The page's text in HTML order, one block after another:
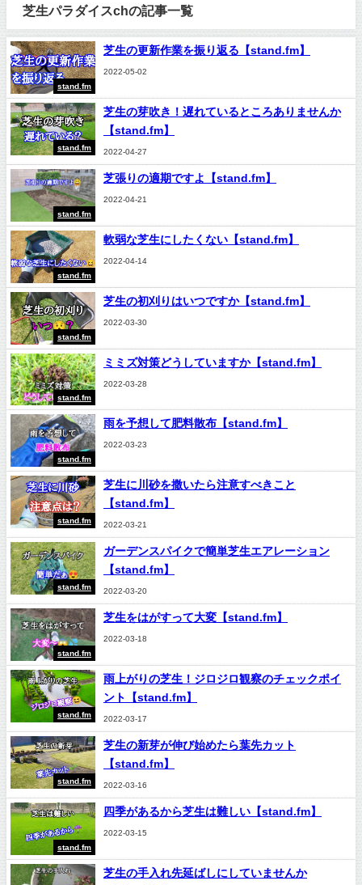
芝生パラダイスchの記事一覧
stand.fm
芝生の更新作業を振り返る【stand.fm】
2022-05-02
stand.fm
芝生の芽吹き！遅れているところありませんか
【stand.fm】
2022-04-27
stand.fm
芝張りの適期ですよ【stand.fm】
2022-04-21
stand.fm
軟弱な芝生にしたくない【stand.fm】
2022-04-14
stand.fm
芝生の初刈りはいつですか【stand.fm】
2022-03-30
stand.fm
ミミズ対策どうしていますか【stand.fm】
2022-03-28
stand.fm
雨を予想して肥料散布【stand.fm】
2022-03-23
stand.fm
芝生に川砂を撒いたら注意すべきこと
【stand.fm】
2022-03-21
stand.fm
ガーデンスパイクで簡単芝生エアレーション
【stand.fm】
2022-03-20
stand.fm
芝生をはがすって大変【stand.fm】
2022-03-18
stand.fm
雨上がりの芝生！ジロジロ観察のチェックポイ
ント【stand.fm】
2022-03-17
stand.fm
芝生の新芽が伸び始めたら葉先カット
【stand.fm】
2022-03-16
stand.fm
四季があるから芝生は難しい【stand.fm】
2022-03-15
芝生の手入れ先延ばしにしていませんか